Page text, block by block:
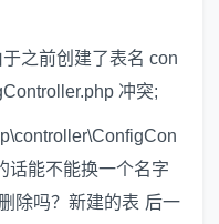
之前创建了表名 con
冲突;
话能不能换一个名字
除吗？新建的表 后一